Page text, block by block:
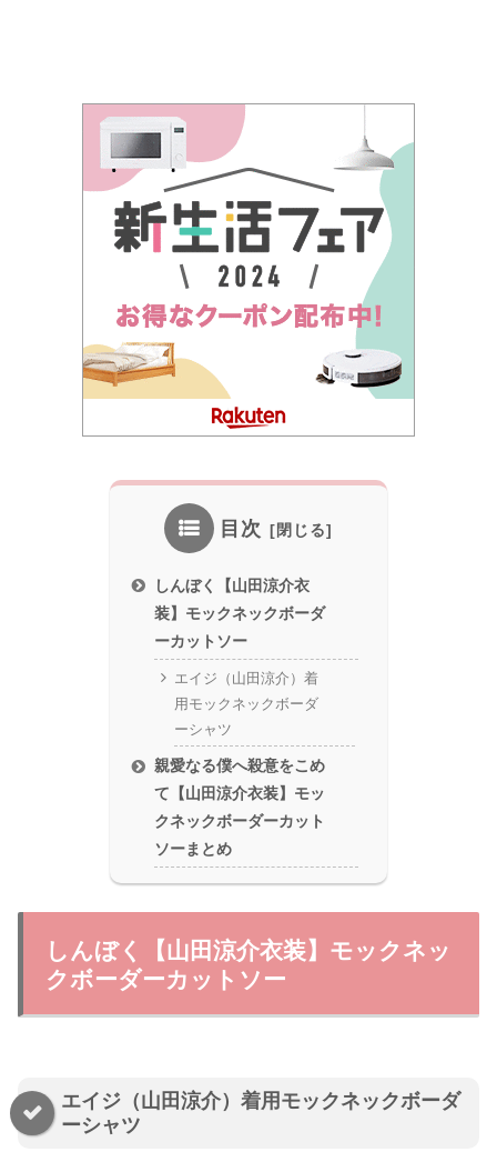
目次
しんぼく【山田涼介衣
装】モックネックボーダ
ーカットソー
エイジ（山田涼介）着
用モックネックボーダ
ーシャツ
親愛なる僕へ殺意をこめ
て【山田涼介衣装】モッ
クネックボーダーカット
ソーまとめ
しんぼく【山田涼介衣装】モックネッ
クボーダーカットソー
エイジ（山田涼介）着用モックネックボーダ
ーシャツ